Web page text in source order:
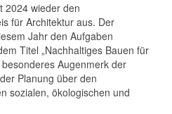
2024 wieder den
für Architektur aus. Der
Jahr den Aufgaben
Titel „Nachhaltiges Bauen für
Augenmerk der
Planung über den
sozialen, ökologischen und